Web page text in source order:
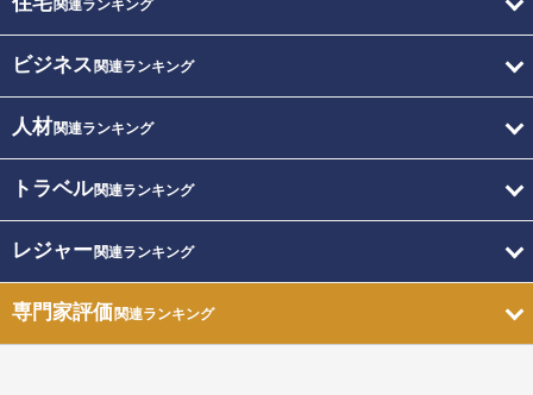
関連ランキング
ビジネス 関連ランキング
人材関連ランキング
トラベル関連ランキング
レジャー関連ランキング
専門家評価関連ランキング